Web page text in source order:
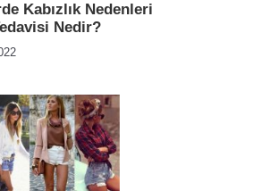
Kabızlık Nedenleri
Nedir?